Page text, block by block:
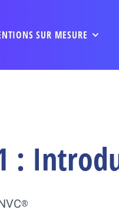
SUR MESURE
:
®